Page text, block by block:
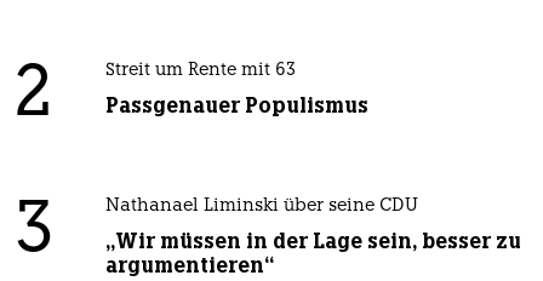
2 Streit um Rente mit 63
Passgenauer Populismus
3 Nathanael Liminski über seine CDU
„Wir müssen in der Lage sein, besser zu
argumentieren“